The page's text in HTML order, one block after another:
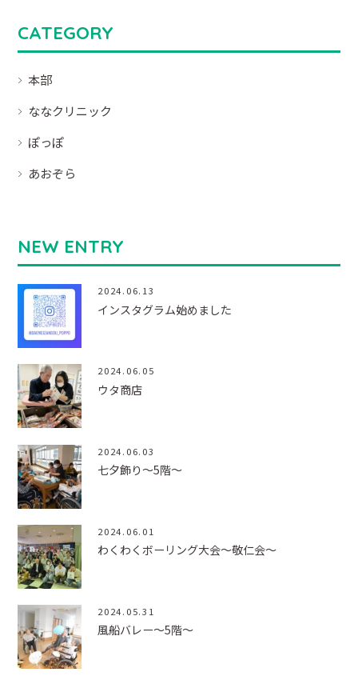
CATEGORY
本部
ななクリニック
ぽっぽ
あおぞら
NEW ENTRY
2024.06.13
インスタグラム始めました
2024.06.05
ウタ商店
2024.06.03
七夕飾り～5階～
2024.06.01
わくわくボーリング大会～敬仁会～
2024.05.31
風船バレー～5階～